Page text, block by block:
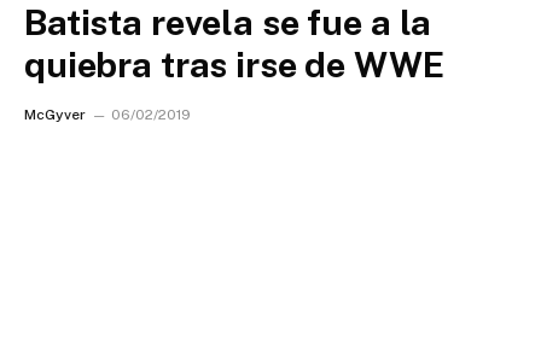
Batista revela se fue a la
quiebra tras irse de WWE
McGyver 06/02/2019